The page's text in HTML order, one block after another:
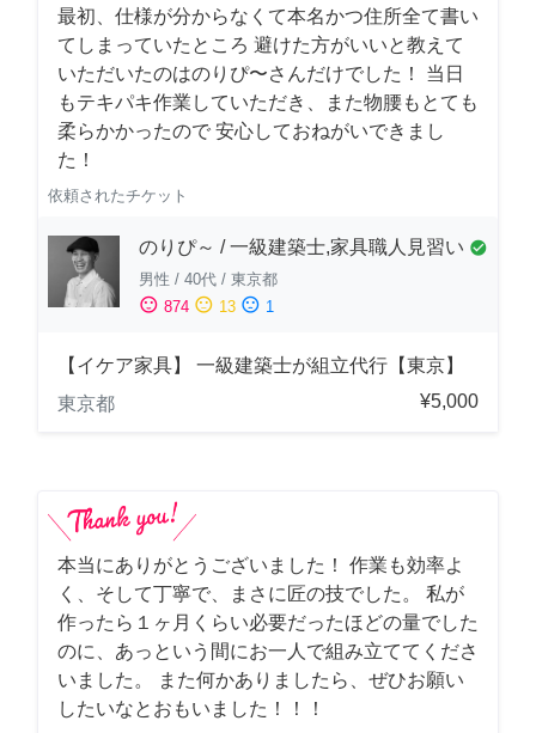
最初、仕様が分からなくて本名かつ住所全て書い
てしまっていたところ 避けた方がいいと教えて
いただいたのはのりぴ〜さんだけでした！ 当日
もテキパキ作業していただき、また物腰もとても
柔らかかったので 安心しておねがいできまし
た！
依頼されたチケット
のりぴ～ / 一級建築士,家具職人見習い check_circle
男性 / 40代 / 東京都
sentiment_satisfied 874 sentiment_neutral 13 sentiment_dissatisfied 1
【イケア家具】 一級建築士が組立代行【東京】
東京都
¥5,000
本当にありがとうございました！ 作業も効率よ
く、そして丁寧で、まさに匠の技でした。 私が
作ったら１ヶ月くらい必要だったほどの量でした
のに、あっという間にお一人で組み立ててくださ
いました。 また何かありましたら、ぜひお願い
したいなとおもいました！！！